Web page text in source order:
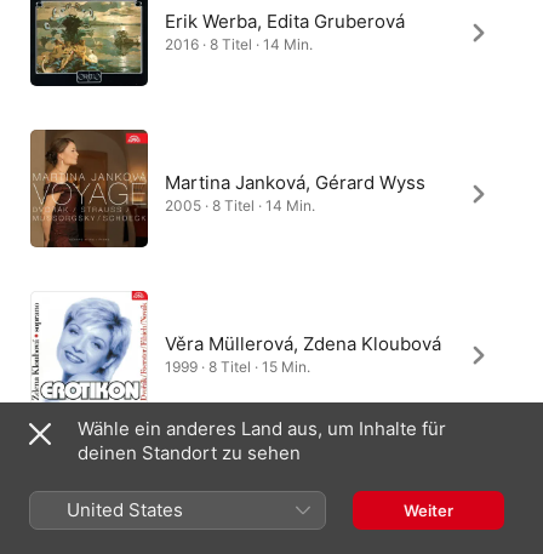
Erik Werba, Edita Gruberová
2016 · 8 Titel · 14 Min.
Martina Janková, Gérard Wyss
2005 · 8 Titel · 14 Min.
Věra Müllerová, Zdena Kloubová
1999 · 8 Titel · 15 Min.
Magdalena Kožená, Graham
Johnson
Wähle ein anderes Land aus, um Inhalte für
deinen Standort zu sehen
United States Weiter